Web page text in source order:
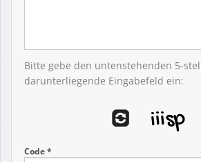
Bitte gebe den untenstehenden 5-
darunterliegende Eingabefeld ein:
Code *